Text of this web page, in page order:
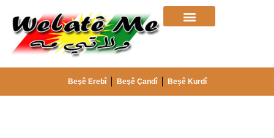
Beşê Erebî Beşê Çandî Beșê Kurdî